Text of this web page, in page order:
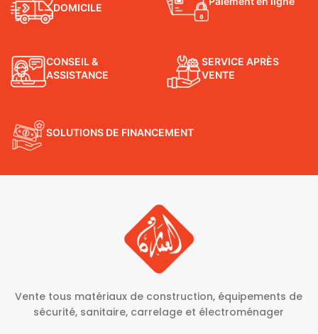
DOMICILE
CONSEIL &
ASSISTANCE
SERVICE APRÈS
VENTE
SOLUTIONS DE FINANCEMENT
Vente tous matériaux de construction, équipements de
sécurité, sanitaire, carrelage et électroménager